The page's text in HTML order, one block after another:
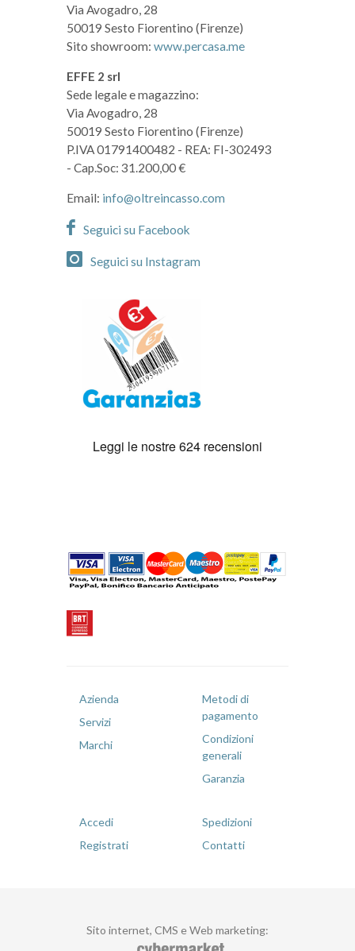
Via Avogadro, 28
50019 Sesto Fiorentino (Firenze)
Sito showroom: www.percasa.me
EFFE 2 srl
Sede legale e magazzino:
Via Avogadro, 28
50019 Sesto Fiorentino (Firenze)
P.IVA 01791400482 - REA: FI-302493
- Cap.Soc: 31.200,00 €
Email: info@oltreincasso.com
Seguici su Facebook
Seguici su Instagram
Azienda
Servizi
Marchi
Metodi di
pagamento
Condizioni
generali
Garanzia
Accedi
Registrati
Spedizioni
Contatti
Sito internet, CMS e Web marketing: